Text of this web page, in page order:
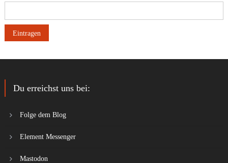
Du erreichst uns bei:
Folge dem Blog
Element Messenger
Mastodon